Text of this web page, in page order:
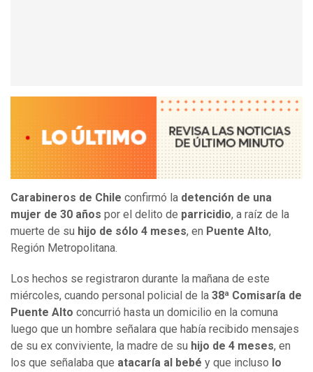
Carabineros de Chile confirmó la detención de una
mujer de 30 años por el delito de parricidio, a raíz de la
muerte de su hijo de sólo 4 meses, en Puente Alto,
Región Metropolitana.
Los hechos se registraron durante la mañana de este
miércoles, cuando personal policial de la 38ª Comisaría de
Puente Alto concurrió hasta un domicilio en la comuna
luego que un hombre señalara que había recibido mensajes
de su ex conviviente, la madre de su hijo de 4 meses, en
los que señalaba que atacaría al bebé y que incluso lo